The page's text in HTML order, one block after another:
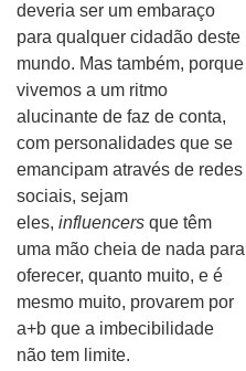
deveria ser um embaraço
para qualquer cidadão deste
mundo. Mas também, porque
vivemos a um ritmo
alucinante de faz de conta,
com personalidades que se
emancipam através de redes
sociais, sejam
eles, influencers que têm
uma mão cheia de nada para
oferecer, quanto muito, e é
mesmo muito, provarem por
a+b que a imbecibilidade
não tem limite.